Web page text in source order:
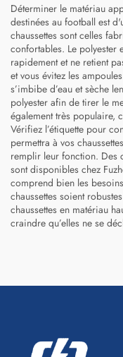
Déterminer le matériau
destinées au football est
chaussettes sont celles
confortables. Le polyester
rapidement et ne retient
et vous évitez les
s’imbibe d’eau et sèche
polyester afin de tirer le
également très populaire,
Vérifiez l’étiquette pour
permettra à vos
remplir leur fonction. Des
sont disponibles chez
comprend bien les
chaussettes soient
chaussettes en matériau
craindre qu’elles ne se